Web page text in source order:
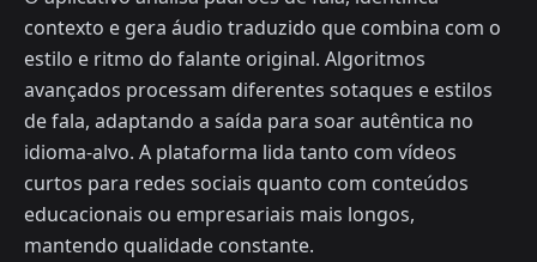
contexto e gera áudio traduzido que combina com o
estilo e ritmo do falante original. Algoritmos
avançados processam diferentes sotaques e estilos
de fala, adaptando a saída para soar autêntica no
idioma-alvo. A plataforma lida tanto com vídeos
curtos para redes sociais quanto com conteúdos
educacionais ou empresariais mais longos,
mantendo qualidade constante.